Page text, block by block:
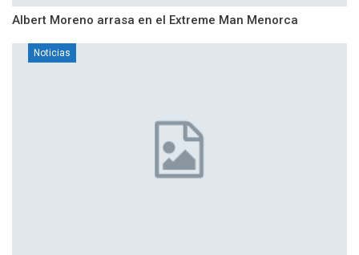
Albert Moreno arrasa en el Extreme Man Menorca
Noticias